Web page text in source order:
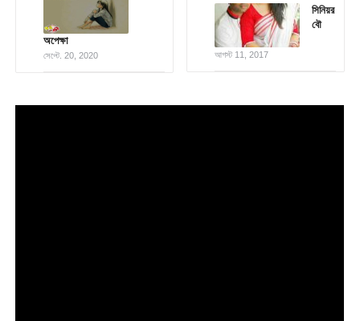
অপেক্ষা
সেপ্টে. 20, 2020
সিনিয়র
বৌ
আগস্ট 11, 2017